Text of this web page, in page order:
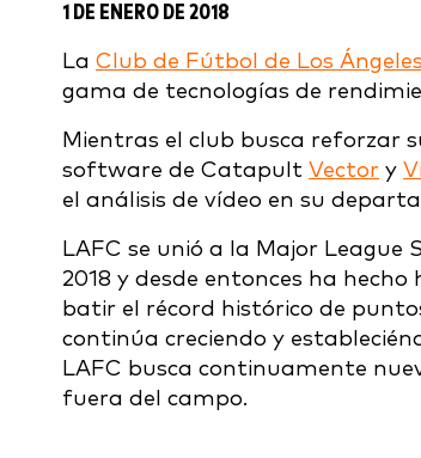
1 DE ENERO DE 2018
La Club de Fútbol de Los Ángeles
gama de tecnologías de
Mientras el club busca reforzar
software de Catapult Vector y
el análisis de vídeo en su
LAFC se unió a la Major
2018 y desde entonces ha
batir el récord histórico de
continúa creciendo y
LAFC busca continuamente
fuera del campo.